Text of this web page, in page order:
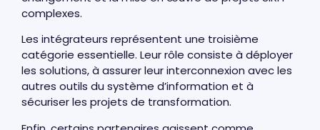
complexes.
Les intégrateurs représentent une troisième
catégorie essentielle. Leur rôle consiste à déployer
les solutions, à assurer leur interconnexion avec les
autres outils du système d’information et à
sécuriser les projets de transformation.